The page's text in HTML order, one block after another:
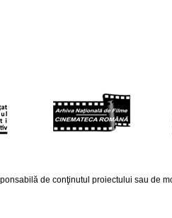
de conţinutul proiectului sau de